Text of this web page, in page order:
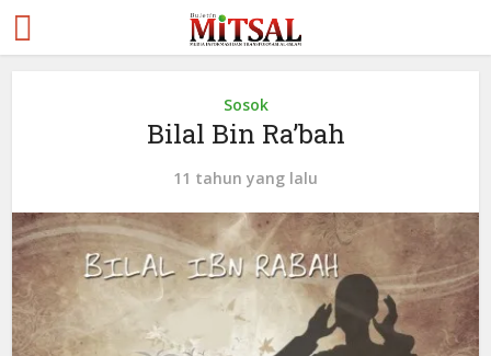
Sosok
Bilal Bin Ra’bah
11 tahun yang lalu